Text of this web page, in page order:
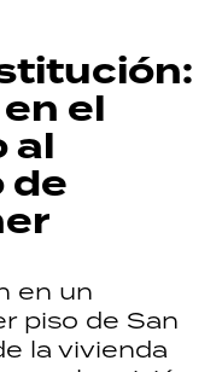
el
al
de
en un
piso de San
la vivienda